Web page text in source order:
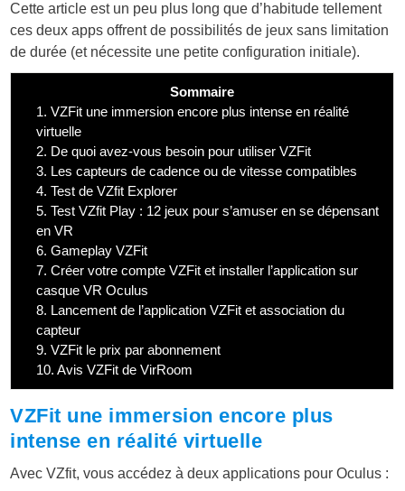
Cette article est un peu plus long que d’habitude tellement
ces deux apps offrent de possibilités de jeux sans limitation
de durée (et nécessite une petite configuration initiale).
Sommaire
1. VZFit une immersion encore plus intense en réalité
virtuelle
2. De quoi avez-vous besoin pour utiliser VZFit
3. Les capteurs de cadence ou de vitesse compatibles
4. Test de VZfit Explorer
5. Test VZfit Play : 12 jeux pour s’amuser en se dépensant
en VR
6. Gameplay VZFit
7. Créer votre compte VZFit et installer l’application sur
casque VR Oculus
8. Lancement de l’application VZFit et association du
capteur
9. VZFit le prix par abonnement
10. Avis VZFit de VirRoom
VZFit une immersion encore plus
intense en réalité virtuelle
Avec VZfit, vous accédez à deux applications pour Oculus :